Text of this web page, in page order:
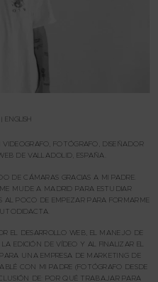
ENGLISH
FOTÓGRAFO, DISEÑADOR
DE VALLADOLID, ESPAÑA.
DE CÁMARAS GRACIAS A MI PADRE.
MUDE A MADRID PARA ESTUDIAR
AL POCO DE EMPEZAR PARA FORMARME
EL DESARROLLO WEB, EL MANEJO DE
EDICIÓN DE VÍDEO Y AL FINALIZAR EL
UNA EMPRESA DE MARKETING DE
CON MI PADRE (FOTÓGRAFO DESDE
DE: POR QUÉ TRABAJAR PARA